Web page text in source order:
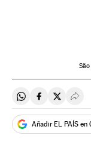
Compartir en
Compartir
Añadir EL PAÍS en